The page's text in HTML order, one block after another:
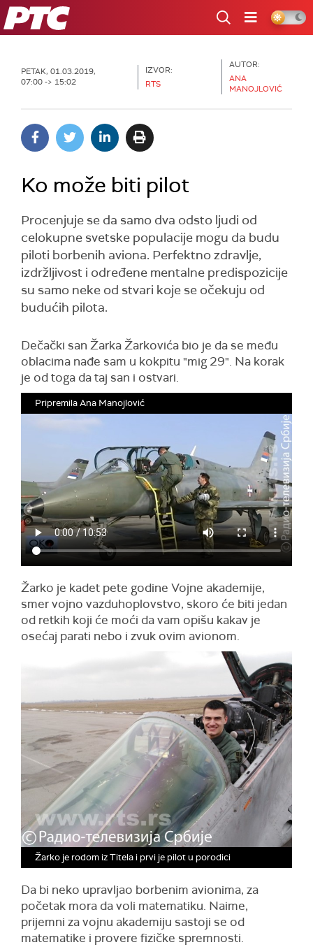
RTS
PETAK, 01.03.2019,
07:00 -> 15:02
IZVOR:
RTS
AUTOR:
ANA
MANOJLOVIĆ
Ko može biti pilot
Procenjuje se da samo dva odsto ljudi od
celokupne svetske populacije mogu da budu
piloti borbenih aviona. Perfektno zdravlje,
izdržljivost i određene mentalne predispozicije
su samo neke od stvari koje se očekuju od
budućih pilota.
Dečački san Žarka Žarkovića bio je da se među
oblacima nađe sam u kokpitu "mig 29". Na korak
je od toga da taj san i ostvari.
Pripremila Ana Manojlović
Žarko je kadet pete godine Vojne akademije,
smer vojno vazduhoplovstvo, skoro će biti jedan
od retkih koji će moći da vam opišu kakav je
osećaj parati nebo i zvuk ovim avionom.
Žarko je rodom iz Titela i prvi je pilot u porodici
Da bi neko upravljao borbenim avionima, za
početak mora da voli matematiku. Naime,
prijemni za vojnu akademiju sastoji se od
matematike i provere fizičke spremnosti.